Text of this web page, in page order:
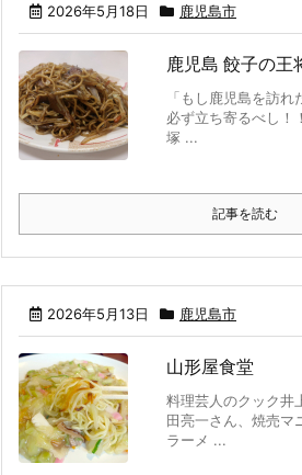
2026年5月18日 鹿児島市
鹿児島 餃子の王
「もし鹿児島を訪
必ず立ち寄るべし！
塚 ...
記事を読む
2026年5月13日 鹿児島市
山形屋食堂
料理芸人のクック井
田亮一さん、焼売マ
ラーメ ...